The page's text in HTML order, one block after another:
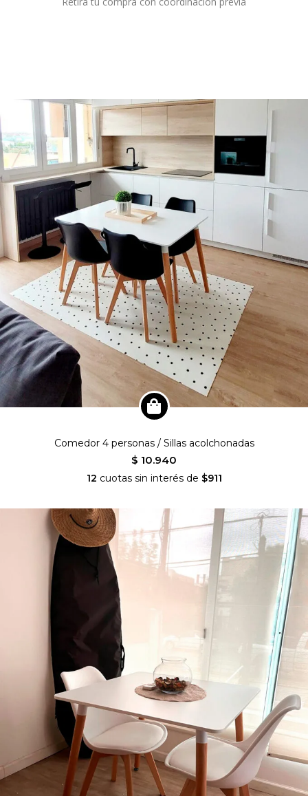
Comedor 4 personas / Sillas acolchonadas
$ 10.940
12 cuotas sin interés de $911